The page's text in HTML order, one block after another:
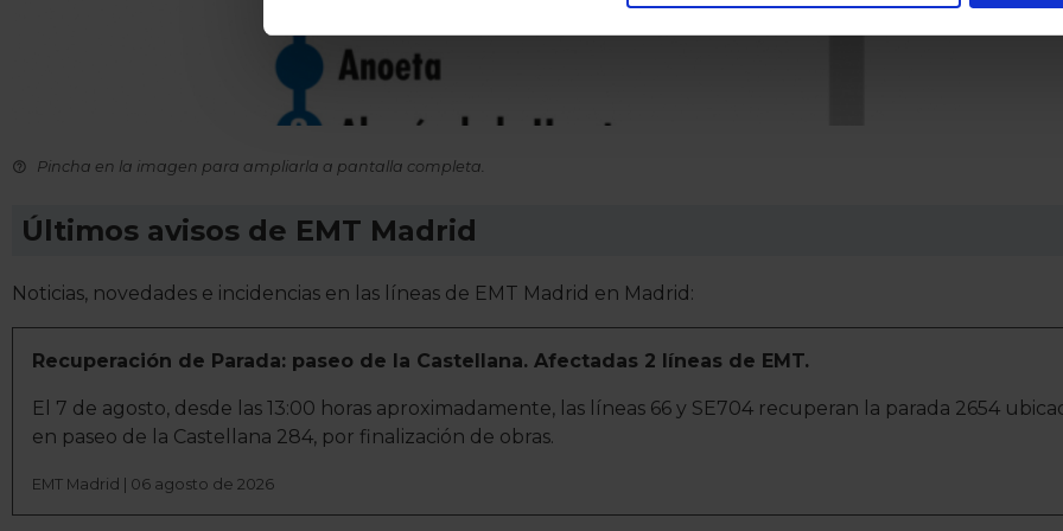
La publicidad digital personalizada, basada en la información recogida mediante cookies o
por ejemplo, la dirección IP, los identificadores de cookies o páginas visitadas), nos permite
navegación aceptando la instalación de todas las cookies, ya sean nuestras o de nuestros
mostrarte publicidad y contenido personalizado en función del mismo. Tienes también la
funcionamiento del sitio web. En la sección
Política de Cookies
Pincha en la imagen para ampliarla a pantalla completa.
Últimos avisos de EMT Madrid
Noticias, novedades e incidencias en las líneas de EMT Madrid en Madrid:
Recuperación de Parada: paseo de la Castellana. Afectadas 2 líneas de EMT.
El 7 de agosto, desde las 13:00 horas aproximadamente, las líneas 66 y SE704 recuperan la parada 2654
en paseo de la Castellana 284, por finalización de obras.
EMT Madrid | 06 agosto de 2026